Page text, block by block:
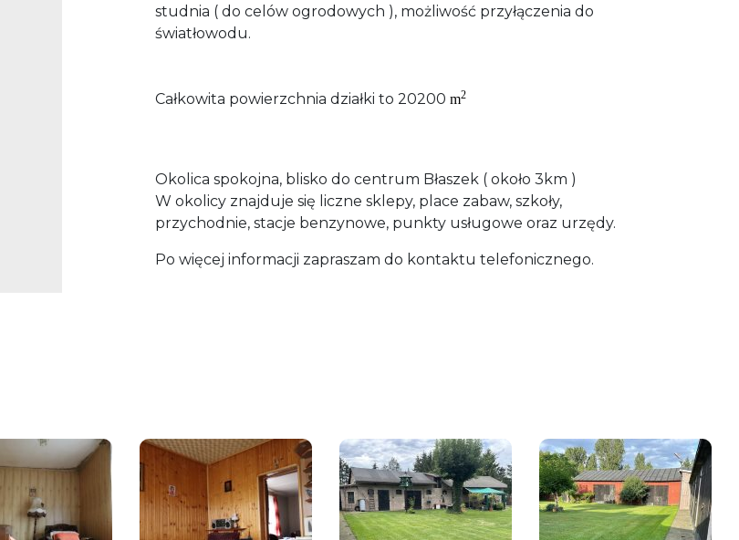
studnia ( do celów ogrodowych ), możliwość przyłączenia do
światłowodu.
Całkowita powierzchnia działki to 20200 m2
Okolica spokojna, blisko do centrum Błaszek ( około 3km )
W okolicy znajduje się liczne sklepy, place zabaw, szkoły,
przychodnie, stacje benzynowe, punkty usługowe oraz urzędy.
Po więcej informacji zapraszam do kontaktu telefonicznego.